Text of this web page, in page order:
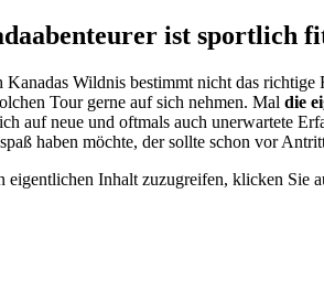
ist sportlich
Wildnis bestimmt nicht das
Tour gerne auf sich nehmen. Mal die
auf neue und oftmals auch unerwartete
haben möchte, der sollte schon vor
eigentlichen Inhalt zuzugreifen, klicken Sie